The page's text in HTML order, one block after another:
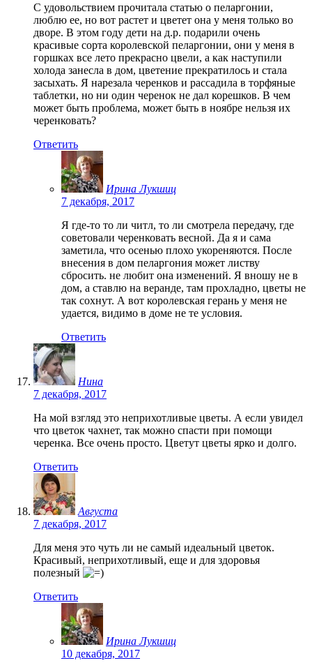
С удовольствием прочитала статью о пеларгонии,
люблю ее, но вот растет и цветет она у меня только во
дворе. В этом году дети на д.р. подарили очень
красивые сорта королевской пеларгонии, они у меня в
горшках все лето прекрасно цвели, а как наступили
холода занесла в дом, цветение прекратилось и стала
засыхать. Я нарезала черенков и рассадила в торфяные
таблетки, но ни один черенок не дал корешков. В чем
может быть проблема, может быть в ноябре нельзя их
черенковать?
Ответить
Ирина Лукшиц
7 декабря, 2017
Я где-то то ли читл, то ли смотрела передачу, где
советовали черенковать весной. Да я и сама
заметила, что осенью плохо укореняются. После
внесения в дом пеларгония может листву
сбросить. не любит она изменений. Я вношу не в
дом, а ставлю на веранде, там прохладно, цветы не
так сохнут. А вот королевская герань у меня не
удается, видимо в доме не те условия.
Ответить
Нина
7 декабря, 2017
На мой взгляд это неприхотливые цветы. А если увидел
что цветок чахнет, так можно спасти при помощи
черенка. Все очень просто. Цветут цветы ярко и долго.
Ответить
Августа
7 декабря, 2017
Для меня это чуть ли не самый идеальный цветок.
Красивый, неприхотливый, еще и для здоровья
полезный
Ответить
Ирина Лукшиц
10 декабря, 2017